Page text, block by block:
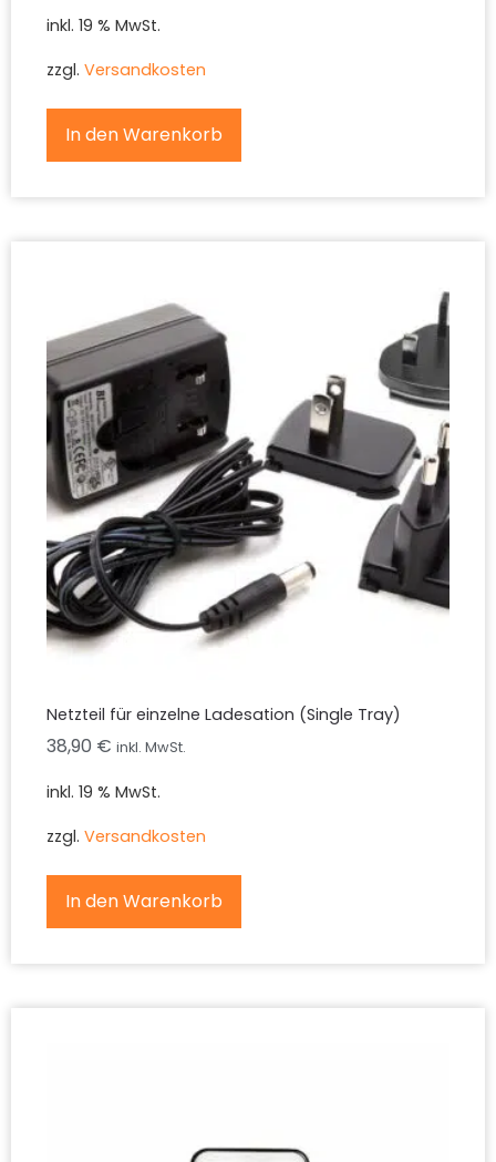
inkl. 19 % MwSt.
zzgl. Versandkosten
In den Warenkorb
Netzteil für einzelne Ladesation (Single Tray)
38,90 € inkl. MwSt.
inkl. 19 % MwSt.
zzgl. Versandkosten
In den Warenkorb